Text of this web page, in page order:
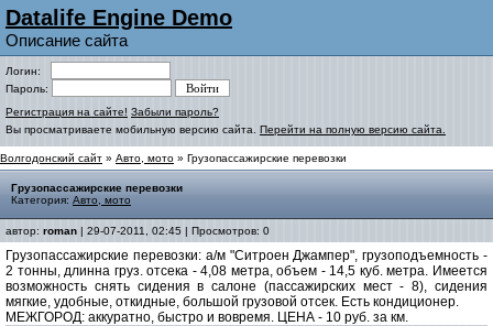
Datalife Engine Demo
Описание сайта
Логин:
Пароль:
Регистрация на сайте! Забыли пароль?
Вы просматриваете мобильную версию сайта. Перейти на полную версию сайта.
Волгодонский сайт » Авто, мото » Грузопассажирские перевозки
Грузопассажирские перевозки
Категория: Авто, мото
автор: roman | 29-07-2011, 02:45 | Просмотров: 0
Грузопассажирские перевозки: а/м "Ситроен Джампер", грузоподъемность -
2 тонны, длинна груз. отсека - 4,08 метра, объем - 14,5 куб. метра. Имеется
возможность снять сидения в салоне (пассажирских мест - 8), сидения
мягкие, удобные, откидные, большой грузовой отсек. Есть кондиционер.
МЕЖГОРОД: аккуратно, быстро и вовремя. ЦЕНА - 10 руб. за км.